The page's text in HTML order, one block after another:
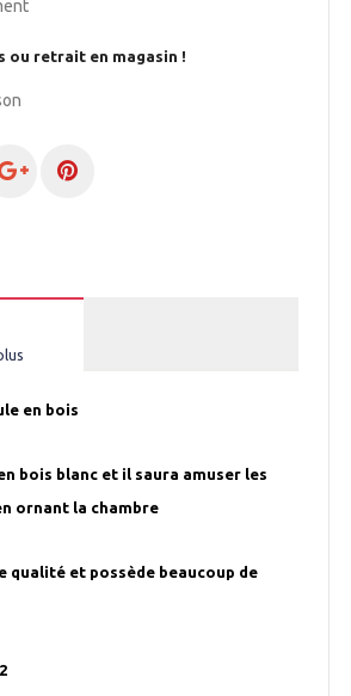
ou retrait en magasin !
en bois
bois blanc et il saura amuser les
ornant la chambre
qualité et possède beaucoup de